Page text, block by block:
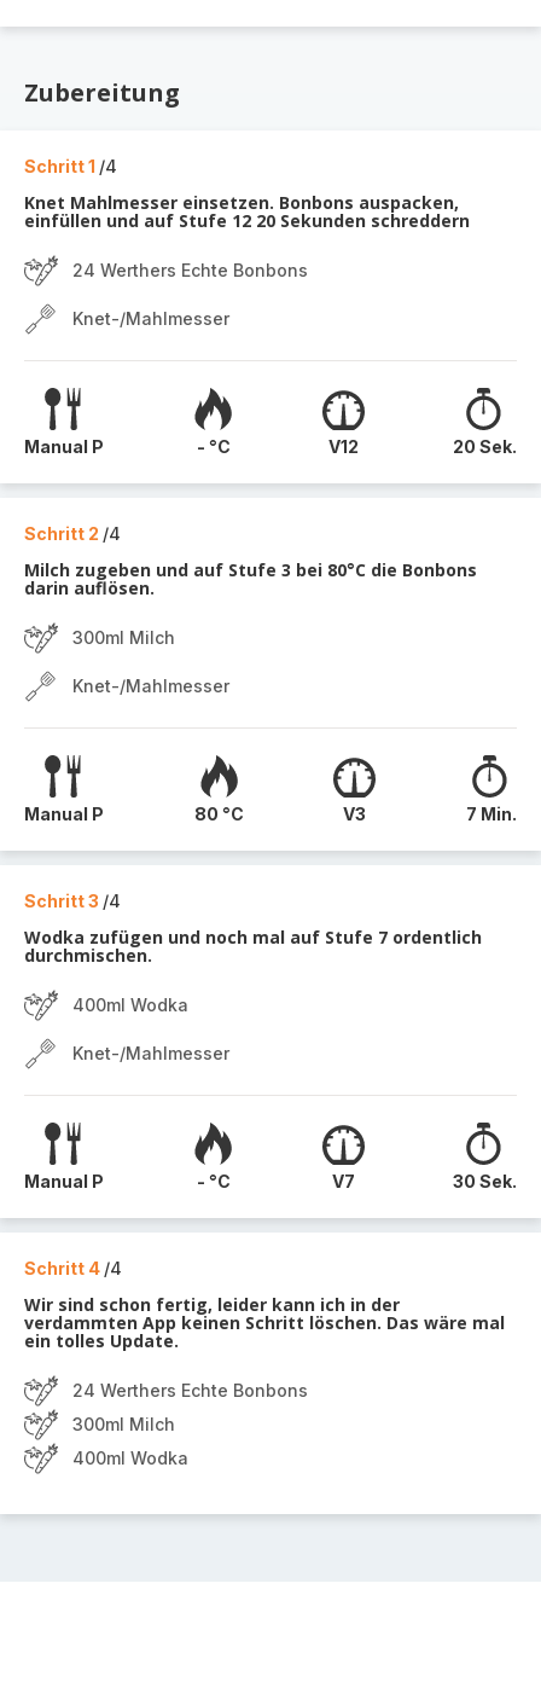
Zubereitung
Schritt 1 /4
Knet Mahlmesser einsetzen. Bonbons auspacken,
einfüllen und auf Stufe 12 20 Sekunden schreddern
24 Werthers Echte Bonbons
Knet-/Mahlmesser
Manual P - °C V12 20 Sek.
Schritt 2 /4
Milch zugeben und auf Stufe 3 bei 80°C die Bonbons
darin auflösen.
300ml Milch
Knet-/Mahlmesser
Manual P 80 °C V3 7 Min.
Schritt 3 /4
Wodka zufügen und noch mal auf Stufe 7 ordentlich
durchmischen.
400ml Wodka
Knet-/Mahlmesser
Manual P - °C V7 30 Sek.
Schritt 4 /4
Wir sind schon fertig, leider kann ich in der
verdammten App keinen Schritt löschen. Das wäre mal
ein tolles Update.
24 Werthers Echte Bonbons
300ml Milch
400ml Wodka